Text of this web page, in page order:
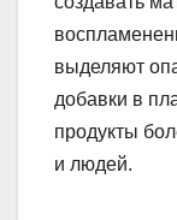
выделяют
добавки в
продукты
и людей.